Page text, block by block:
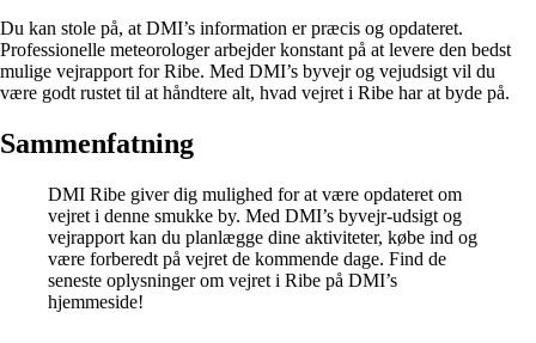
Du kan stole på, at DMI’s information er præcis og opdateret.
Professionelle meteorologer arbejder konstant på at levere den bedst
mulige vejrapport for Ribe. Med DMI’s byvejr og vejudsigt vil du
være godt rustet til at håndtere alt, hvad vejret i Ribe har at byde på.
Sammenfatning
DMI Ribe giver dig mulighed for at være opdateret om
vejret i denne smukke by. Med DMI’s byvejr-udsigt og
vejrapport kan du planlægge dine aktiviteter, købe ind og
være forberedt på vejret de kommende dage. Find de
seneste oplysninger om vejret i Ribe på DMI’s
hjemmeside!